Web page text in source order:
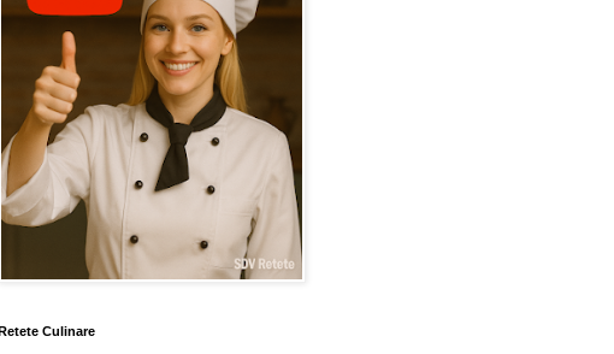
Retete Culinare